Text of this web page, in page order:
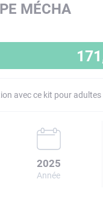
MÉCHA
avec ce kit pour adultes
2025
Année